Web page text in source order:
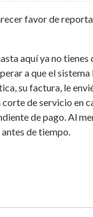
favor de
aquí ya no tienes
a que el
su factura, le
corte de servicio en
de pago. Al
de tiempo.